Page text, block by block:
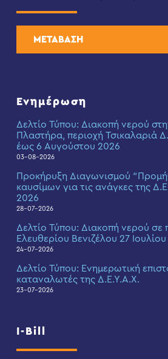
ΜΕΤΑΒΑΣΗ
Ενημέρωση
Δελτίο Τύπου: Διακοπή νερού
Πλαστήρα, περιοχή Τσικαλαριά
έως 6 Αυγούστου 2026
03-08-2026
Προκήρυξη Διαγωνισμού
καυσίμων για τις ανάγκες της
2026
28-07-2026
Δελτίο Τύπου: Διακοπή νερού σε
Ελευθερίου Βενιζέλου 27
24-07-2026
Δελτίο Τύπου: Eνημερωτική
καταναλωτές της Δ.Ε.Υ.Α.Χ.
23-07-2026
I-Bill